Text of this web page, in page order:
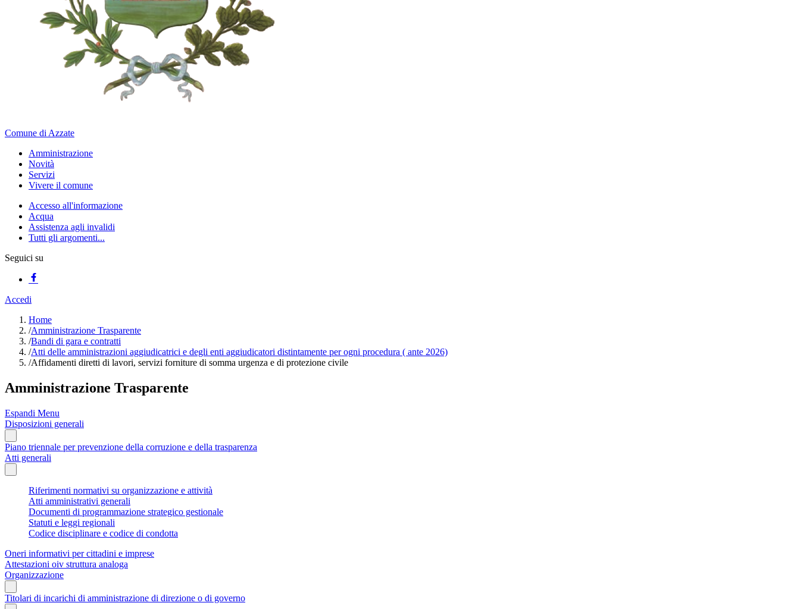
Comune di Azzate
Amministrazione
Novità
Servizi
Vivere il comune
Accesso all'informazione
Acqua
Assistenza agli invalidi
Tutti gli argomenti...
Seguici su
Accedi
Home
/Amministrazione Trasparente
/Bandi di gara e contratti
/Atti delle amministrazioni aggiudicatrici e degli enti aggiudicatori distintamente per ogni procedura ( ante 2026)
/Affidamenti diretti di lavori, servizi forniture di somma urgenza e di protezione civile
Amministrazione Trasparente
Espandi Menu
Disposizioni generali
Piano triennale per prevenzione della corruzione e della trasparenza
Atti generali
Riferimenti normativi su organizzazione e attività
Atti amministrativi generali
Documenti di programmazione strategico gestionale
Statuti e leggi regionali
Codice disciplinare e codice di condotta
Oneri informativi per cittadini e imprese
Attestazioni oiv struttura analoga
Organizzazione
Titolari di incarichi di amministrazione di direzione o di governo